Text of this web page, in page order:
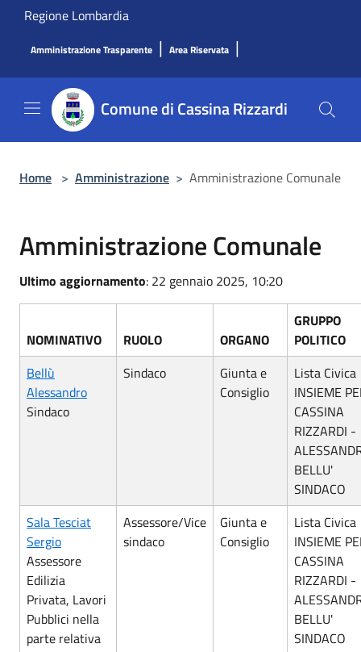
Salta al contenuto principale
Regione Lombardia
Amministrazione Trasparente | Area Riservata |
Comune di Cassina Rizzardi
Home > Amministrazione > Amministrazione Comunale
Amministrazione Comunale
Ultimo aggiornamento: 22 gennaio 2025, 10:20
NOMINATIVO RUOLO ORGANO
GRUPPO
POLITICO
Bellù
Alessandro
Sindaco
Sindaco
Giunta e
Consiglio
Lista Civica
INSIEME
CASSINA
RIZZARDI -
BELLU'
SINDACO
Sala Tesciat
Sergio
Assessore
Edilizia
Privata, Lavori
Pubblici nella
parte relativa
Assessore/Vice
sindaco
Giunta e
Consiglio
Lista Civica
INSIEME
CASSINA
RIZZARDI -
BELLU'
SINDACO